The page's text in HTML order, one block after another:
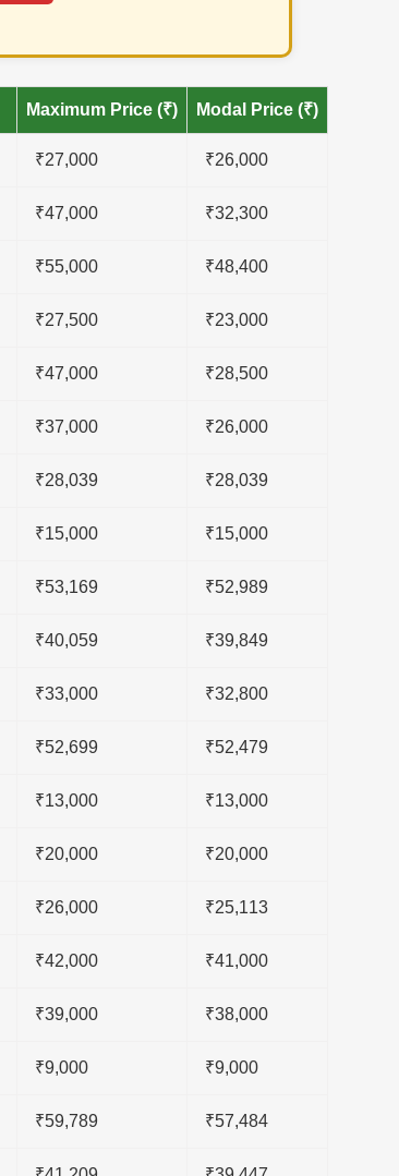
Maximum Price (₹) Modal Price (₹)
₹27,000 ₹26,000
₹47,000 ₹32,300
₹55,000 ₹48,400
₹27,500 ₹23,000
₹47,000 ₹28,500
₹37,000 ₹26,000
₹28,039 ₹28,039
₹15,000 ₹15,000
₹53,169 ₹52,989
₹40,059 ₹39,849
₹33,000 ₹32,800
₹52,699 ₹52,479
₹13,000 ₹13,000
₹20,000 ₹20,000
₹26,000 ₹25,113
₹42,000 ₹41,000
₹39,000 ₹38,000
₹9,000 ₹9,000
₹59,789 ₹57,484